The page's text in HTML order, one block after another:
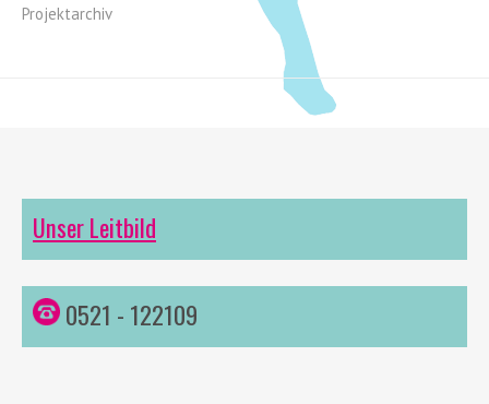
Projektarchiv
Unser Leitbild
0521 - 122109